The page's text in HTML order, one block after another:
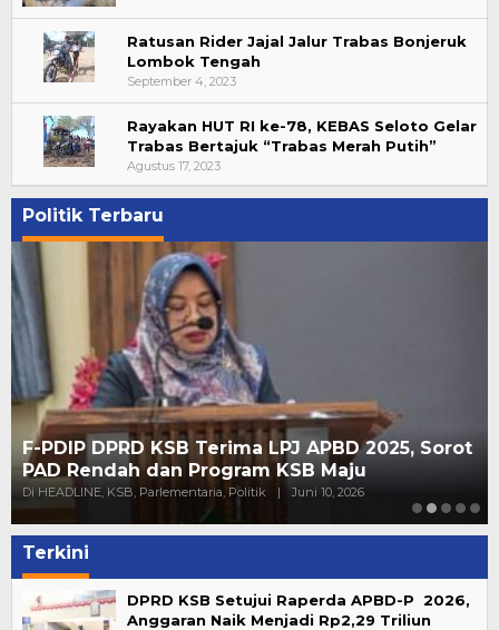
Ratusan Rider Jajal Jalur Trabas Bonjeruk
Lombok Tengah
September 4, 2023
Rayakan HUT RI ke-78, KEBAS Seloto Gelar
Trabas Bertajuk “Trabas Merah Putih”
Agustus 17, 2023
Politik Terbaru
F-PDIP DPRD KSB Terima LPJ APBD 2025, Sorot
PAD Rendah dan Program KSB Maju
Di HEADLINE, KSB, Parlementaria, Politik | Juni 10, 2026
Terkini
DPRD KSB Setujui Raperda APBD-P 2026,
Anggaran Naik Menjadi Rp2,29 Triliun